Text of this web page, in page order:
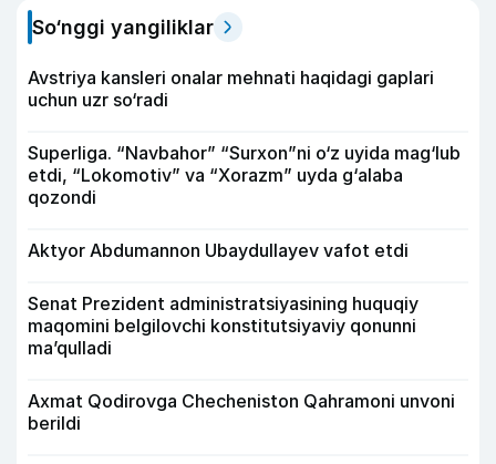
So‘nggi yangiliklar
Avstriya kansleri onalar mehnati haqidagi gaplari
uchun uzr so‘radi
Superliga. “Navbahor” “Surxon”ni o‘z uyida mag‘lub
etdi, “Lokomotiv” va “Xorazm” uyda g‘alaba
qozondi
Aktyor Abdu­mannon Ubaydullayev vafot etdi
Senat Prezident administratsiyasining huquqiy
maqomini belgilovchi konstitutsiyaviy qonunni
ma’qulladi
Axmat Qodirovga Checheniston Qahramoni unvoni
berildi